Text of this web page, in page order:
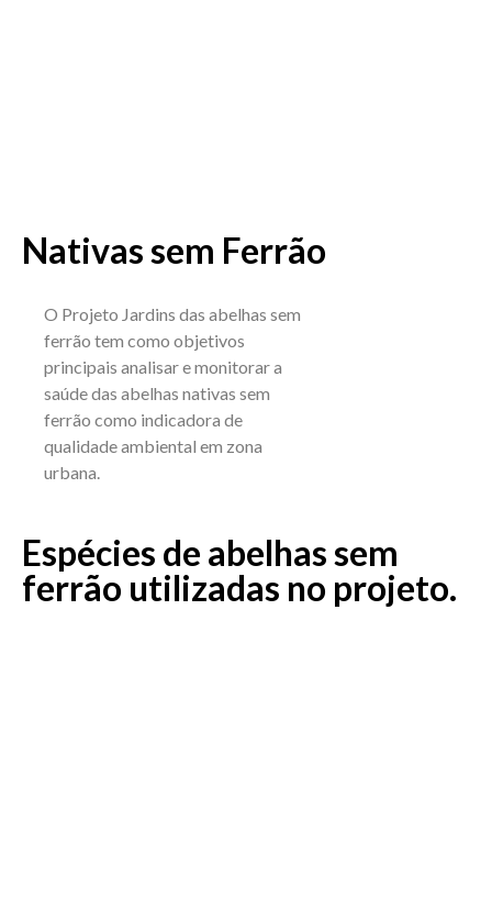
Nativas sem Ferrão
O Projeto Jardins das abelhas sem
ferrão tem como objetivos
principais analisar e monitorar a
saúde das abelhas nativas sem
ferrão como indicadora de
qualidade ambiental em zona
urbana.
Espécies de abelhas sem
ferrão utilizadas no projeto.